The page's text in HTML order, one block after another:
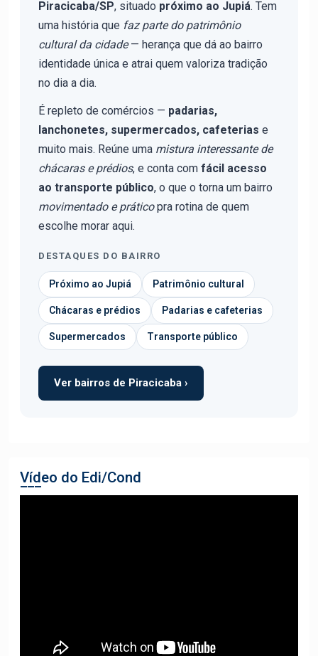
Piracicaba/SP, situado próximo ao Jupiá. Tem
uma história que faz parte do patrimônio
cultural da cidade— herança que dá ao bairro
identidade única e atrai quem valoriza tradição
no dia a dia.
É repleto de comércios — padarias,
lanchonetes, supermercados, cafeterias e
muito mais. Reúne uma mistura interessante de
chácaras e prédios, e conta com fácil acesso
ao transporte público, o que o torna um bairro
movimentado e práticopra rotina de quem
escolhe morar aqui.
DESTAQUES DO BAIRRO
Próximo ao Jupiá Patrimônio cultural
Chácaras e prédios Padarias e cafeterias
Supermercados Transporte público
Ver bairros de Piracicaba ›
Vídeo do Edi/Cond